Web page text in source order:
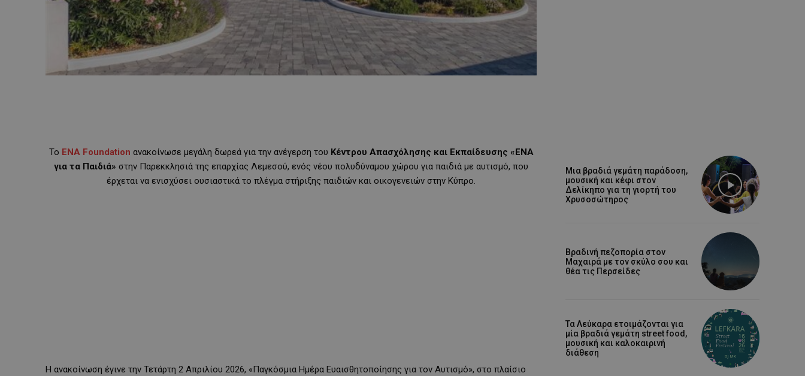
Το ENA Foundation ανακοίνωσε μεγάλη δωρεά για την ανέγερση του Κέντρου Απασχόλησης και Εκπαίδευσης «ΕΝΑ
για τα Παιδιά» στην Παρεκκλησιά της επαρχίας Λεμεσού, ενός νέου πολυδύναμου χώρου για παιδιά με αυτισμό, που
έρχεται να ενισχύσει ουσιαστικά το πλέγμα στήριξης παιδιών και οικογενειών στην Κύπρο.
Η ανακοίνωση έγινε την Τετάρτη 2 Απριλίου 2026, «Παγκόσμια Ημέρα Ευαισθητοποίησης για τον Αυτισμό», στο πλαίσιο
Μια βραδιά γεμάτη παράδοση,
μουσική και κέφι στον
Δελίκηπο για τη γιορτή του
Χρυσοσώτηρος
Βραδινή πεζοπορία στον
Μαχαιρά με τον σκύλο σου και
θέα τις Περσείδες
Τα Λεύκαρα ετοιμάζονται για
μία βραδιά γεμάτη street food,
μουσική και καλοκαιρινή
διάθεση